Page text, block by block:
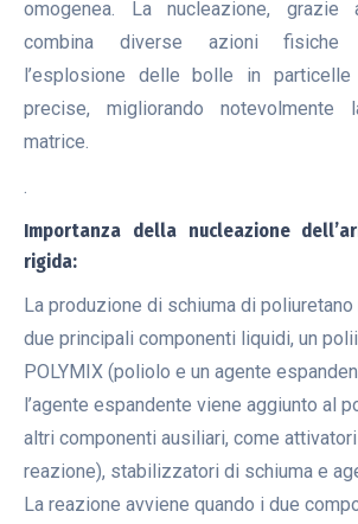
omogenea. La nucleazione, grazie
combina diverse azioni fisiche
l’esplosione delle bolle in
precise, migliorando notevolmente
matrice.
Importanza della nucleazione
rigida:
La produzione di schiuma di
due principali componenti liquidi, un
POLYMIX (poliolo e un agente
l’agente espandente viene aggiunto al
altri componenti ausiliari, come
reazione), stabilizzatori di schiuma e
La reazione avviene quando i due